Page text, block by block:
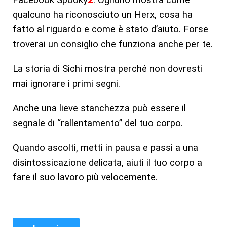
qualcuno ha riconosciuto un Herx, cosa ha
fatto al riguardo e come è stato d’aiuto. Forse
troverai un consiglio che funziona anche per te.
La storia di Sichi mostra perché non dovresti
mai ignorare i primi segni.
Anche una lieve stanchezza può essere il
segnale di “rallentamento” del tuo corpo.
Quando ascolti, metti in pausa e passi a una
disintossicazione delicata, aiuti il tuo corpo a
fare il suo lavoro più velocemente.